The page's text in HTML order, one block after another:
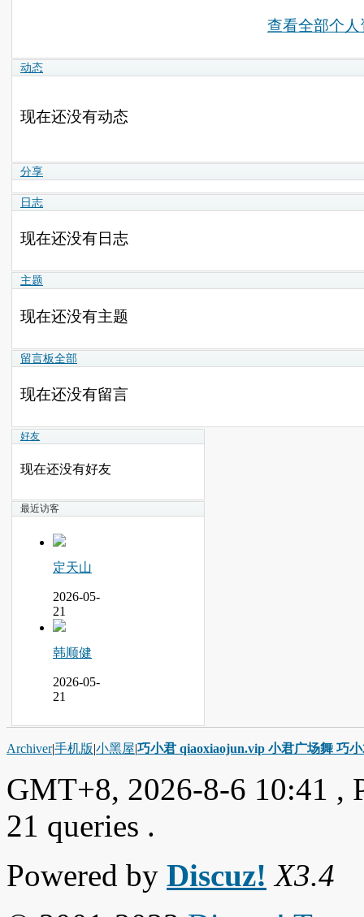
查看全部个人
动态
现在还没有动态
分享
日志
现在还没有日志
主题
现在还没有主题
留言板全部
现在还没有留言
好友
现在还没有好友
最近访客
定天山
2026-05-
21
韩顺健
2026-05-
21
Archiver|手机版|小黑屋|巧小君 qiaoxiaojun.vip 小君广场舞 巧
GMT+8, 2026-8-6 10:41 ,
21 queries .
Powered by Discuz! X3.4